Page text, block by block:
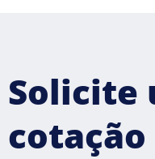
Solicite
cotação